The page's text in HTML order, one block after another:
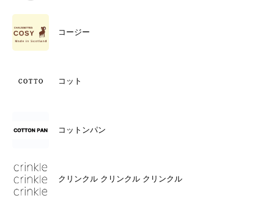
コージー
コット
コットンパン
クリンクル クリンクル クリンクル